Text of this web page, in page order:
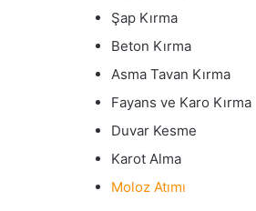
Şap Kırma
Beton Kırma
Asma Tavan Kırma
Fayans ve Karo Kırma
Duvar Kesme
Karot Alma
Moloz Atımı